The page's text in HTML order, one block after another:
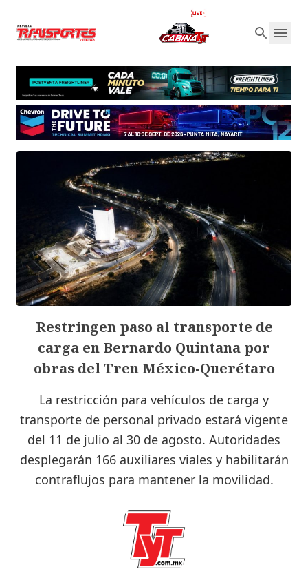
Restringen paso al transporte de
carga en Bernardo Quintana por
obras del Tren México-Querétaro
La restricción para vehículos de carga y
transporte de personal privado estará vigente
del 11 de julio al 30 de agosto. Autoridades
desplegarán 166 auxiliares viales y habilitarán
contraflujos para mantener la movilidad.